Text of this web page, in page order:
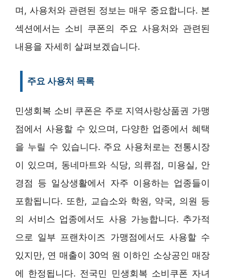
며, 사용처와 관련된 정보는 매우 중요합니다. 본
섹션에서는 소비 쿠폰의 주요 사용처와 관련된
내용을 자세히 살펴보겠습니다.
주요 사용처 목록
민생회복 소비 쿠폰은 주로 지역사랑상품권 가맹
점에서 사용할 수 있으며, 다양한 업종에서 혜택
을 누릴 수 있습니다. 주요 사용처로는 전통시장
이 있으며, 동네마트와 식당, 의류점, 미용실, 안
경점 등 일상생활에서 자주 이용하는 업종들이
포함됩니다. 또한, 교습소와 학원, 약국, 의원 등
의 서비스 업종에서도 사용 가능합니다. 추가적
으로 일부 프랜차이즈 가맹점에서도 사용할 수
있지만, 연 매출이 30억 원 이하인 소상공인 매장
에 한정됩니다. 전국민 민생회복 소비쿠폰 자녀